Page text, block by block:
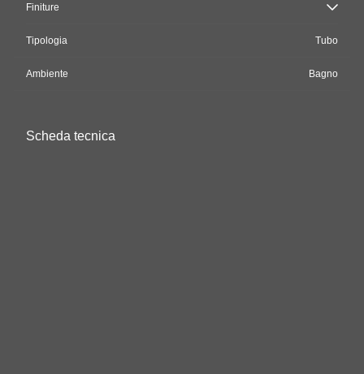
Finiture
Tipologia Tubo
Ambiente Bagno
Scheda tecnica